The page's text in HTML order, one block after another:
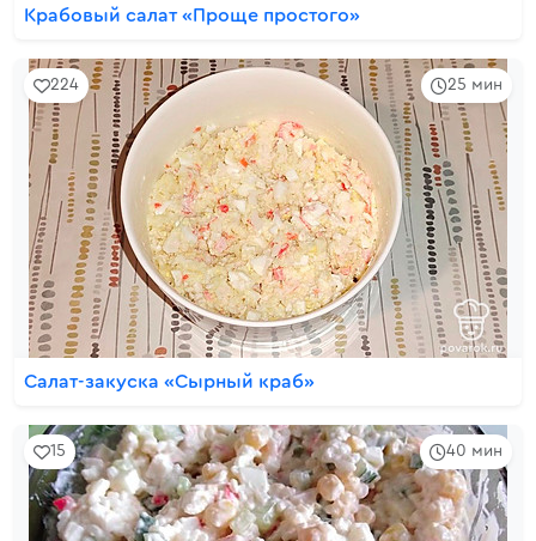
Крабовый салат «Проще простого»
25 мин
224
Салат-закуска «Сырный краб»
40 мин
15